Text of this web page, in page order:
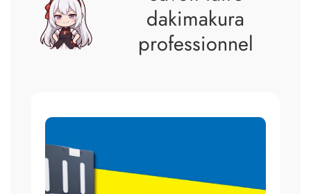
dakimakura
professionnel